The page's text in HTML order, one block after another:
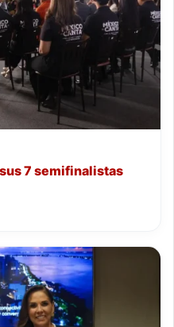
7 semifinalistas